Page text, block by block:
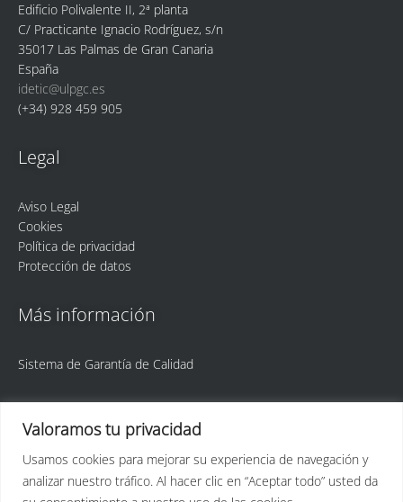
Valoramos tu privacidad
Usamos cookies para mejorar su experiencia de navegación y
analizar nuestro tráfico. Al hacer clic en “Aceptar todo” usted da
Edificio Polivalente II, 2ª planta
C/ Practicante Ignacio Rodríguez, s/n
35017 Las Palmas de Gran Canaria
España
idetic@ulpgc.es
(+34) 928 459 905
Legal
Aviso Legal
Cookies
Política de privacidad
Protección de datos
Más información
Sistema de Garantía de Calidad
ULPGC Idetic